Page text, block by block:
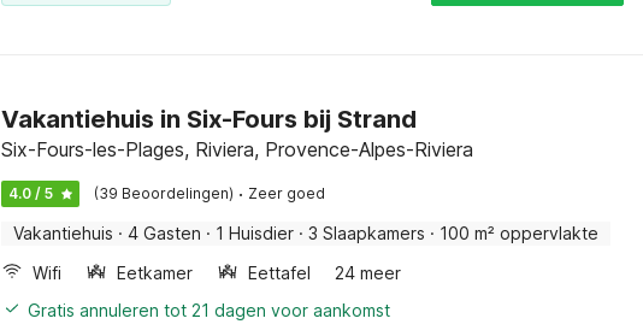
Vakantiehuis in Six-Fours bij Strand
Six-Fours-les-Plages, Riviera, Provence-Alpes-Riviera
4.0 / 5 (39 Beoordelingen) · Zeer goed
Vakantiehuis · 4 Gasten · 1 Huisdier · 3 Slaapkamers · 100 m² oppervlakte
Wifi
Eetkamer Eettafel
24 meer
Gratis annuleren tot 21 dagen voor aankomst